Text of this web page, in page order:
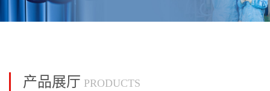
产品展厅 PRODUCTS